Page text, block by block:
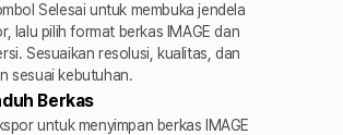
Selesai untuk membuka jendela
lalu pilih format berkas IMAGE dan
Sesuaikan resolusi, kualitas, dan
sesuai kebutuhan.
Berkas
untuk menyimpan berkas IMAGE